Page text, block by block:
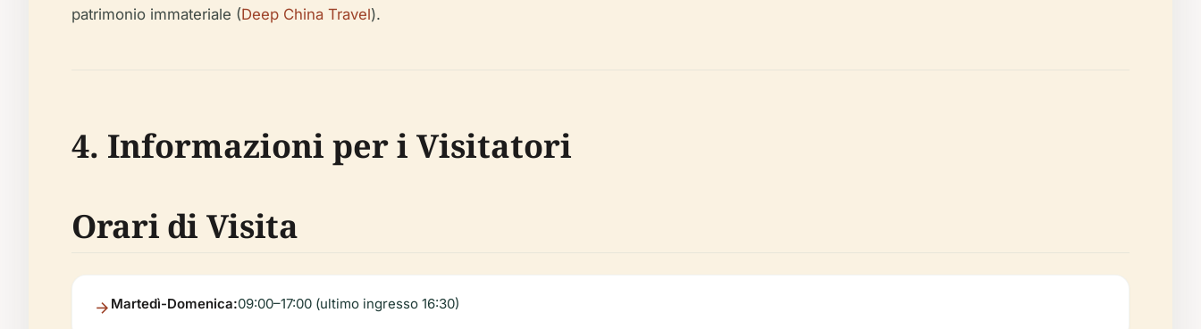
patrimonio immateriale (Deep China Travel).
4. Informazioni per i Visitatori
Orari di Visita
Martedì-Domenica:09:00–17:00 (ultimo ingresso 16:30)